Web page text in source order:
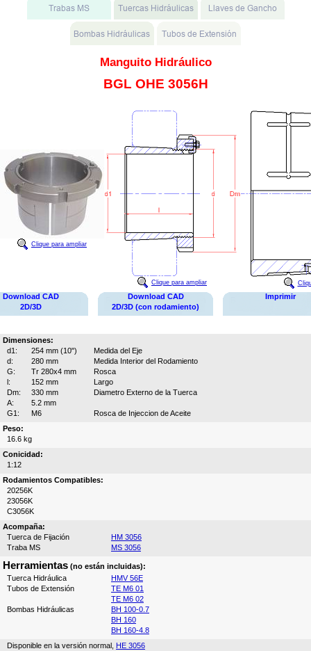
Manguito Hidráulico
BGL OHE 3056H
Clique para ampliar
Clique para ampliar
Download CAD
2D/3D
Download CAD
2D/3D (con rodamiento)
Imprimir
Dimensiones:
d1:
254 mm (10")
Medida del Eje
d:
280 mm
Medida Interior del Rodamiento
G:
Tr 280x4 mm
Rosca
l:
152 mm
Largo
Dm:
330 mm
Diametro Externo de la Tuerca
A:
5.2 mm
G1:
M6
Rosca de Injeccion de Aceite
Peso:
16.6 kg
Conicidad:
1:12
Rodamientos Compatibles:
20256K
23056K
C3056K
Acompaña:
Tuerca de Fijación
HM 3056
Traba MS
MS 3056
Herramientas (no están incluidas):
Tuerca Hidráulica
HMV 56E
Tubos de Extensión
TE M6 01
TE M6 02
Bombas Hidráulicas
BH 100-0.7
BH 160
BH 160-4.8
Disponible en la versión normal, HE 3056